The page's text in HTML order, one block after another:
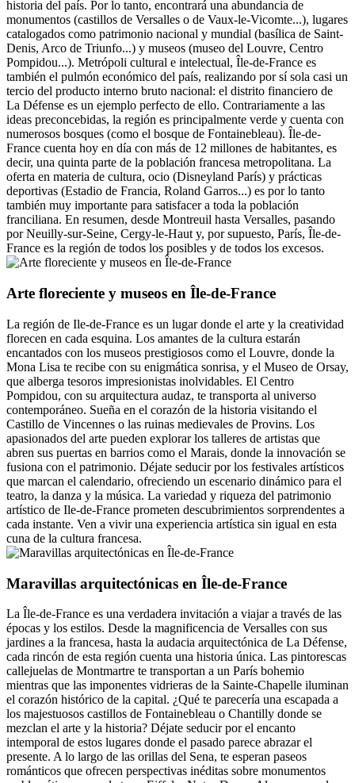
historia del país. Por lo tanto, encontrará una abundancia de
monumentos (castillos de Versalles o de Vaux-le-Vicomte...), lugares
catalogados como patrimonio nacional y mundial (basílica de Saint-
Denis, Arco de Triunfo...) y museos (museo del Louvre, Centro
Pompidou...). Metrópoli cultural e intelectual, Île-de-France es
también el pulmón económico del país, realizando por sí sola casi un
tercio del producto interno bruto nacional: el distrito financiero de
La Défense es un ejemplo perfecto de ello. Contrariamente a las
ideas preconcebidas, la región es principalmente verde y cuenta con
numerosos bosques (como el bosque de Fontainebleau). Île-de-
France cuenta hoy en día con más de 12 millones de habitantes, es
decir, una quinta parte de la población francesa metropolitana. La
oferta en materia de cultura, ocio (Disneyland París) y prácticas
deportivas (Estadio de Francia, Roland Garros...) es por lo tanto
también muy importante para satisfacer a toda la población
franciliana. En resumen, desde Montreuil hasta Versalles, pasando
por Neuilly-sur-Seine, Cergy-le-Haut y, por supuesto, París, Île-de-
France es la región de todos los posibles y de todos los excesos.
Arte floreciente y museos en Île-de-France
La región de Ile-de-France es un lugar donde el arte y la creatividad
florecen en cada esquina. Los amantes de la cultura estarán
encantados con los museos prestigiosos como el Louvre, donde la
Mona Lisa te recibe con su enigmática sonrisa, y el Museo de Orsay,
que alberga tesoros impresionistas inolvidables. El Centro
Pompidou, con su arquitectura audaz, te transporta al universo
contemporáneo. Sueña en el corazón de la historia visitando el
Castillo de Vincennes o las ruinas medievales de Provins. Los
apasionados del arte pueden explorar los talleres de artistas que
abren sus puertas en barrios como el Marais, donde la innovación se
fusiona con el patrimonio. Déjate seducir por los festivales artísticos
que marcan el calendario, ofreciendo un escenario dinámico para el
teatro, la danza y la música. La variedad y riqueza del patrimonio
artístico de Ile-de-France prometen descubrimientos sorprendentes a
cada instante. Ven a vivir una experiencia artística sin igual en esta
cuna de la cultura francesa.
Maravillas arquitectónicas en Île-de-France
La Île-de-France es una verdadera invitación a viajar a través de las
épocas y los estilos. Desde la magnificencia de Versalles con sus
jardines a la francesa, hasta la audacia arquitectónica de La Défense,
cada rincón de esta región cuenta una historia única. Las pintorescas
callejuelas de Montmartre te transportan a un París bohemio
mientras que las imponentes vidrieras de la Sainte-Chapelle iluminan
el corazón histórico de la capital. ¿Qué te parecería una escapada a
los majestuosos castillos de Fontainebleau o Chantilly donde se
mezclan el arte y la historia? Déjate seducir por el encanto
intemporal de estos lugares donde el pasado parece abrazar el
presente. A lo largo de las orillas del Sena, te esperan paseos
románticos que ofrecen perspectivas inéditas sobre monumentos